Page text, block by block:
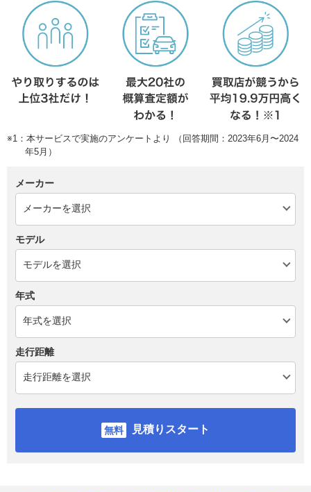
※1：本サービスで実施のアンケートより （回答期間：2023年6月〜2024
年5月）
メーカー
モデル
年式
走行距離
見積りスタート